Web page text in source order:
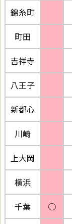
錦糸町
町田
吉祥寺
八王子
新都心
川崎
上大岡
横浜
千葉
○